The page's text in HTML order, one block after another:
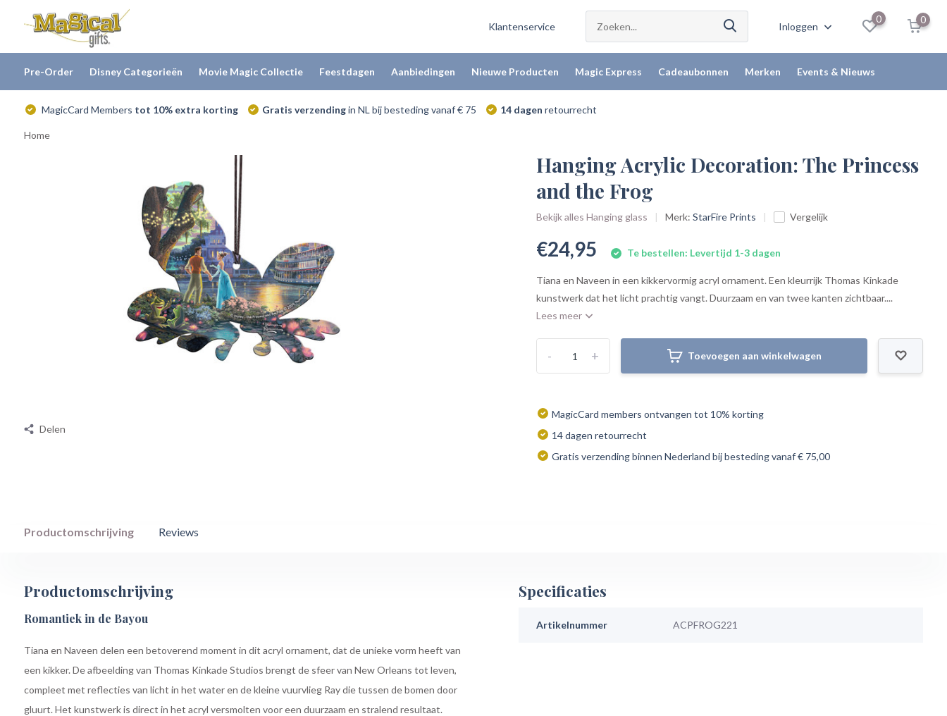
Klantenservice Inloggen
0 0
Pre-Order Disney Categorieën Movie Magic Collectie Feestdagen Aanbiedingen Nieuwe Producten Magic Express Cadeaubonnen Merken Events & Nieuws
MagicCard Members tot 10% extra korting Gratis verzendingin NL bij besteding vanaf € 75 14 dagen retourrecht
Home
Delen
Hanging Acrylic Decoration: The Princess
and the Frog
Bekijk alles Hanging glass Merk:StarFire Prints Vergelijk
€24,95 Te bestellen: Levertijd 1-3 dagen
Tiana en Naveen in een kikkervormig acryl ornament. Een kleurrijk Thomas Kinkade
kunstwerk dat het licht prachtig vangt. Duurzaam en van twee kanten zichtbaar....
Lees meer
+
- Toevoegen aan winkelwagen
MagicCard members ontvangen tot 10% korting
14 dagen retourrecht
Gratis verzending binnen Nederland bij besteding vanaf € 75,00
Productomschrijving Reviews
Productomschrijving
Romantiek in de Bayou
Tiana en Naveen delen een betoverend moment in dit acryl ornament, dat de unieke vorm heeft van
een kikker. De afbeelding van Thomas Kinkade Studios brengt de sfeer van New Orleans tot leven,
compleet met reflecties van licht in het water en de kleine vuurvlieg Ray die tussen de bomen door
gluurt. Het kunstwerk is direct in het acryl versmolten voor een duurzaam en stralend resultaat.
Specificaties
Artikelnummer ACPFROG221